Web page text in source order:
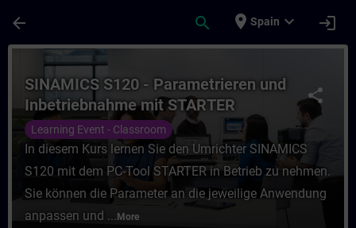
arrow_back search place Spain expand_more login
Course - SINAMICS S120 -
share
SINAMICS S120 - Parametrieren und
Inbetriebnahme mit STARTER
(Präsenz-Training)
Learning Event - Classroom
In diesem Kurs lernen Sie den Umrichter SINAMICS
S120 mit dem PC-Tool STARTER in Betrieb zu nehmen.
Sie können die Parameter an die jeweilige Anwendung
anpassen und ... More